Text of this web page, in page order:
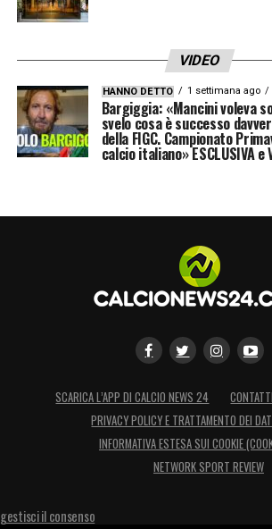
VIDEO
HANNO DETTO 1 settimana ago
Bargiggia: «Mancini voleva
svelo cosa è successo
della FIGC. Campionato
calcio italiano» ESCLUSIVA e
SCARICA L’APP DI CALCIO NEWS 24 CONTATTI
PRIVACY POLICY E TRATTAMENTO DEI
INFORMATIVA ESTESA SUI COOKIE
NETWORK SPORT REVIEW
gestisci il consenso